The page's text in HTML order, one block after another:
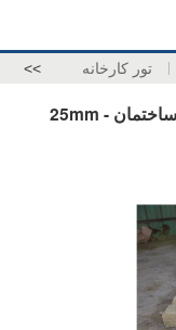
تور کارخانه >>
عایق stonewool عایق پتو سبک وزن مواد ساختمان 25mm -